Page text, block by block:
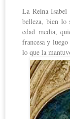
La Reina
belleza, bien lo
edad media,
francesa y
lo que la